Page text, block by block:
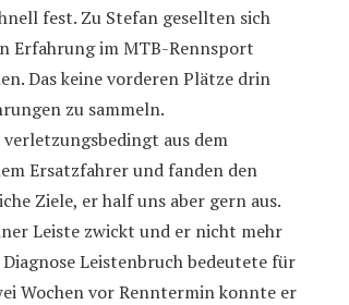
fest. Zu Stefan gesellten sich
Erfahrung im MTB-Rennsport
Das keine vorderen Plätze drin
zu sammeln.
aus dem
Ersatzfahrer und fanden den
Ziele, er half uns aber gern aus.
Leiste zwickt und er nicht mehr
Leistenbruch bedeutete für
Wochen vor Renntermin konnte er